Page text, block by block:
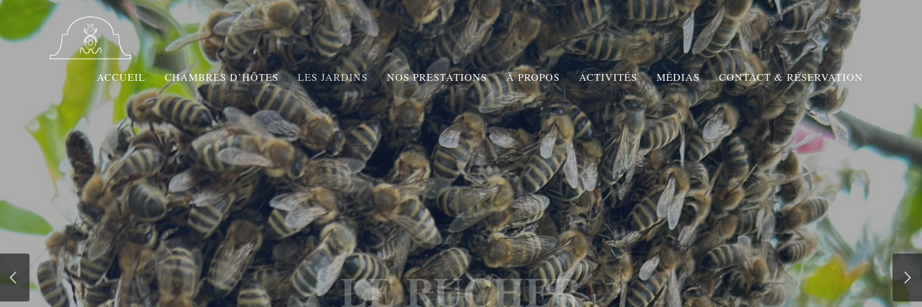
ACCUEIL CHAMBRES D’HÔTES LES JARDINS NOS PRESTATIONS À PROPOS ACTIVITÉS MÉDIAS CONTACT & RÉSERVATION